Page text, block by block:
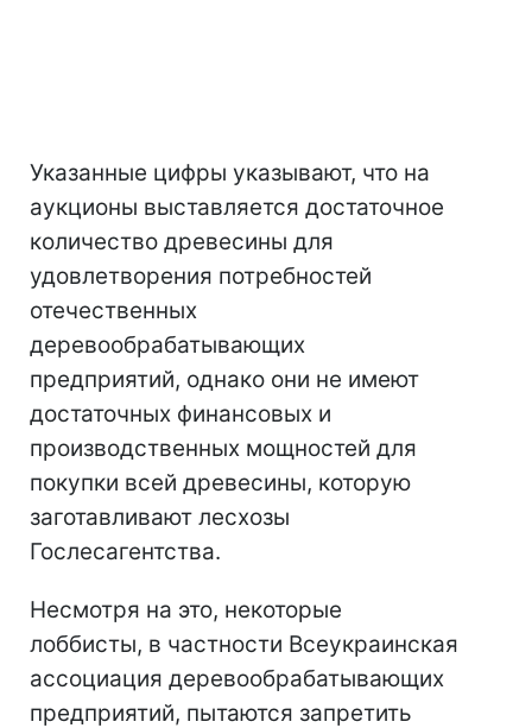
Указанные цифры указывают, что на
аукционы выставляется достаточное
количество древесины для
удовлетворения потребностей
отечественных
деревообрабатывающих
предприятий, однако они не имеют
достаточных финансовых и
производственных мощностей для
покупки всей древесины, которую
заготавливают лесхозы
Гослесагентства.
Несмотря на это, некоторые
лоббисты, в частности Всеукраинская
ассоциация деревообрабатывающих
предприятий, пытаются запретить